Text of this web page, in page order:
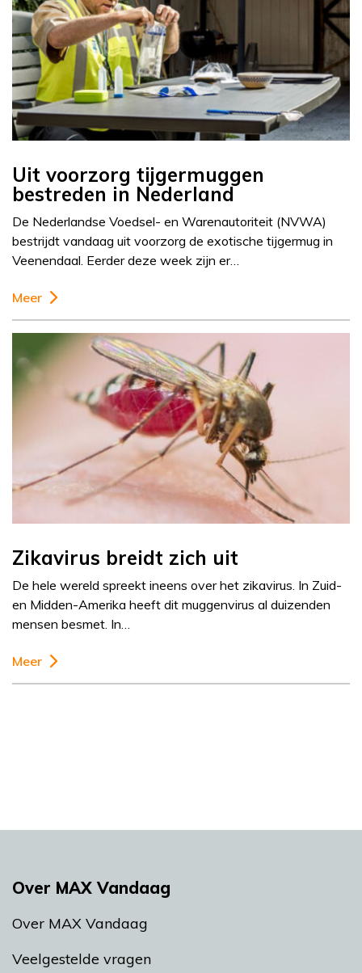
Uit voorzorg tijgermuggen
bestreden in Nederland
De Nederlandse Voedsel- en Warenautoriteit (NVWA)
bestrijdt vandaag uit voorzorg de exotische tijgermug in
Veenendaal. Eerder deze week zijn er…
Meer
Zikavirus breidt zich uit
De hele wereld spreekt ineens over het zikavirus. In Zuid-
en Midden-Amerika heeft dit muggenvirus al duizenden
mensen besmet. In…
Meer
Over MAX Vandaag
Over MAX Vandaag
Veelgestelde vragen